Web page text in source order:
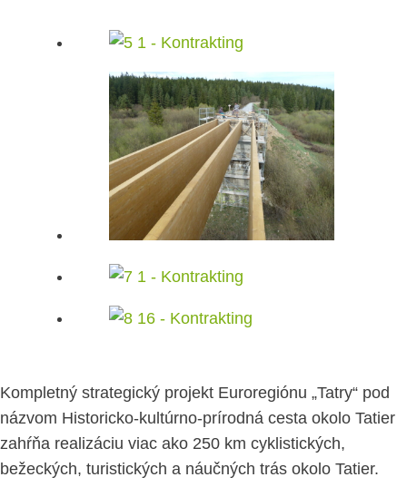
Kompletný strategický projekt Euroregiónu „Tatry“ pod
názvom Historicko-kultúrno-prírodná cesta okolo Tatier
zahŕňa realizáciu viac ako 250 km cyklistických,
bežeckých, turistických a náučných trás okolo Tatier.